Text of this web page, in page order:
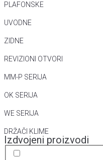
PLAFONSKE
UVODNE
ZIDNE
REVIZIONI OTVORI
MM-P SERIJA
OK SERIJA
WE SERIJA
DRŽAČI KLIME
Izdvojeni proizvodi